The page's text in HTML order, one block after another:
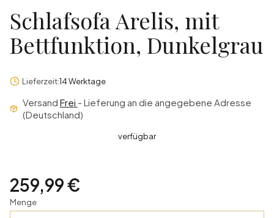
Schlafsofa Arelis, mit
Bettfunktion, Dunkelgrau
Lieferzeit:14 Werktage
Versand Frei - Lieferung an die angegebene Adresse
(Deutschland)
verfügbar
Preis
259,99 €
Menge